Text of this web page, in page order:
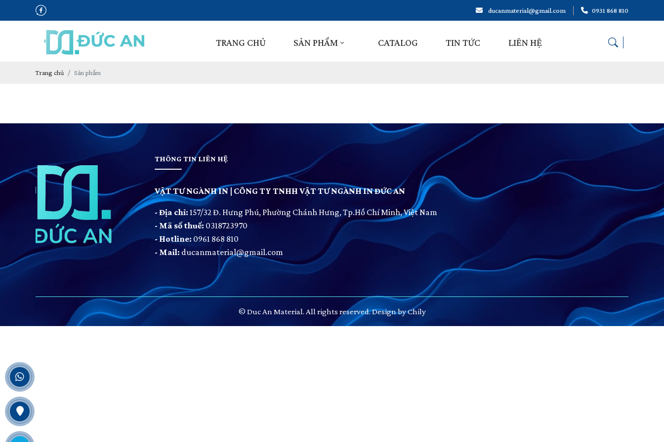
ducanmaterial@gmail.com 0931 868 810
TRANG CHỦ SẢN PHẨM CATALOG TIN TỨC LIÊN HỆ
Trang chủ Sản phẩm
THÔNG TIN LIÊN HỆ
VẬT TƯ NGÀNH IN | CÔNG TY TNHH VẬT TƯ NGÀNH IN ĐỨC AN
- Địa chỉ: 157/32 Đ. Hưng Phú, Phường Chánh Hưng, Tp.Hồ Chí Minh, Việt Nam
- Mã số thuế: 0318723970
- Hotline: 0961 868 810
- Mail: ducanmaterial@gmail.com
© Duc An Material. All rights reserved. Design by Chily